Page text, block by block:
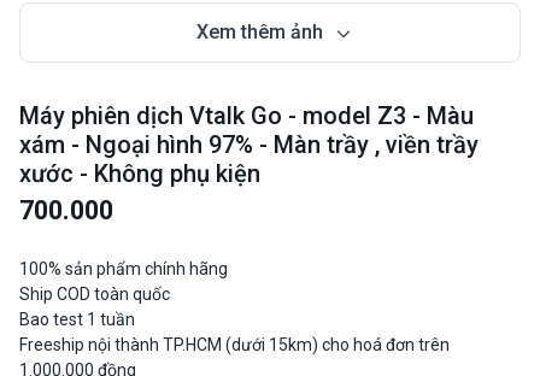
Xem thêm ảnh
Máy phiên dịch Vtalk Go - model Z3 - Màu
xám - Ngoại hình 97% - Màn trầy , viền trầy
xước - Không phụ kiện
700.000
100% sản phẩm chính hãng
Ship COD toàn quốc
Bao test 1 tuần
Freeship nội thành TP.HCM (dưới 15km) cho hoá đơn trên
1.000.000 đồng